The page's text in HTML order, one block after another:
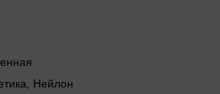
Нейлон